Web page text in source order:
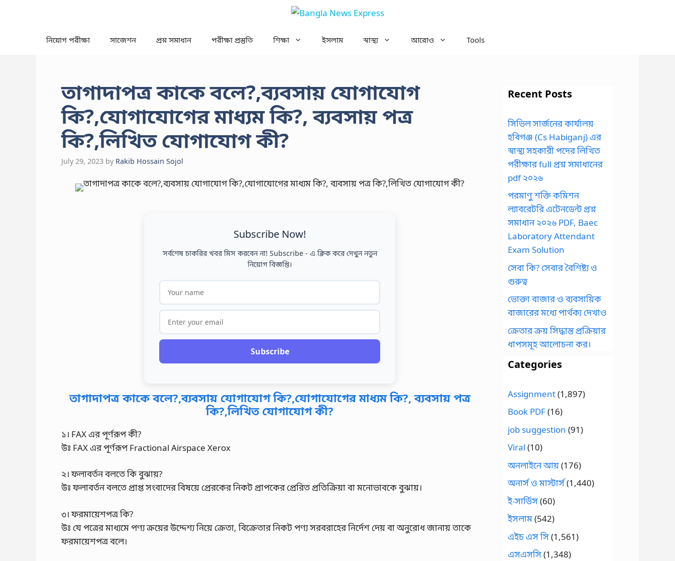
নিয়োগ পরীক্ষা সাজেশন প্রশ্ন সমাধান পরীক্ষা প্রস্তুতি শিক্ষা ইসলাম স্বাস্থ্য আরোও Tools
তাগাদাপত্র কাকে বলে?,ব্যবসায় যোগাযোগ
কি?,যোগাযোগের মাধ্যম কি?, ব্যবসায় পত্র
কি?,লিখিত যোগাযোগ কী?
July 29, 2023 by Rakib Hossain Sojol
Subscribe Now!
সর্বশেষ চাকরির খবর মিস করবেন না! Subscribe - এ ক্লিক করে দেখুন নতুন
নিয়োগ বিজ্ঞপ্তি।
Subscribe
তাগাদাপত্র কাকে বলে?,ব্যবসায় যোগাযোগ কি?,যোগাযোগের মাধ্যম কি?, ব্যবসায় পত্র
কি?,লিখিত যোগাযোগ কী?
১। FAX এর পূর্ণরূপ কী?
উঃ FAX এর পূর্ণরূপ Fractional Airspace Xerox
২। ফলাবর্তন বলতে কি বুঝায়?
উঃ ফলাবর্তন বলতে প্রাপ্ত সংবাদের বিষয়ে প্রেরকের নিকট প্রাপকের প্রেরিত প্রতিক্রিয়া বা মনোভাবকে বুঝায়।
৩। ফরমায়েশপত্র কি?
উঃ যে পত্রের মাধ্যমে পণ্য ক্রয়ের উদ্দেশ্য নিয়ে ক্রেতা, বিক্রেতার নিকট পণ্য সরবরাহের নির্দেশ দেয় বা অনুরোধ জানায় তাকে
ফরমায়েশপত্র বলে।
Recent Posts
সিভিল সার্জনের কার্যালয়
হবিগঞ্জ (Cs Habiganj) এর
স্বাস্থ্য সহকারী পদের লিখিত
পরীক্ষার full প্রশ্ন সমাধানের
pdf ২০২৬
পরমাণু শক্তি কমিশন
ল্যাবরেটরি এটেনডেন্ট প্রশ্ন
সমাধান ২০২৬ PDF, Baec
Laboratory Attendant
Exam Solution
সেবা কি? সেবার বৈশিষ্ট্য ও
গুরুত্ব
ভোক্তা বাজার ও ব্যবসায়িক
বাজারের মধ্যে পার্থক্য দেখাও
ক্রেতার ক্রয় সিদ্ধান্ত প্রক্রিয়ার
ধাপসমূহ আলোচনা কর।
Categories
Assignment(1,897)
Book PDF(16)
job suggestion (91)
Viral (10)
অনলাইনে আয়(176)
অনার্স ও মাস্টার্স(1,440)
ই-সার্ভিস(60)
ইসলাম(542)
এইচ এস সি(1,561)
এসএসসি(1,348)